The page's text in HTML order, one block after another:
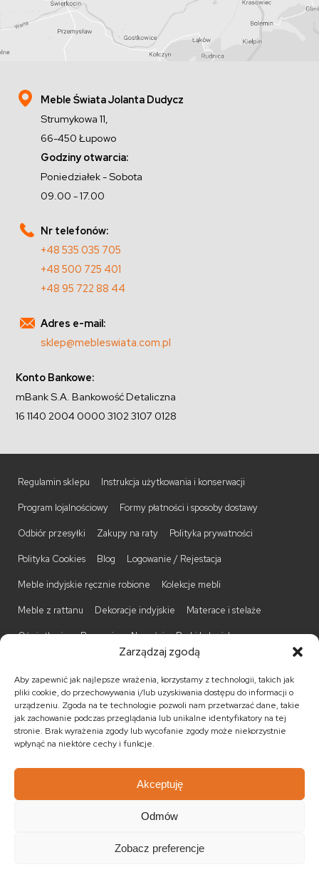
Zarządzaj zgodą
Aby zapewnić jak najlepsze wrażenia, korzystamy z technologii, takich jak
pliki cookie, do przechowywania i/lub uzyskiwania dostępu do informacji o
urządzeniu. Zgoda na te technologie pozwoli nam przetwarzać dane, takie
jak zachowanie podczas przeglądania lub unikalne identyfikatory na tej
stronie. Brak wyrażenia zgody lub wycofanie zgody może niekorzystnie
wpłynąć na niektóre cechy i funkcje.
Akceptuję
Odmów
Zobacz preferencje
Meble Świata Jolanta Dudycz
Strumykowa 11,
66-450 Łupowo
Godziny otwarcia:
Poniedziałek - Sobota
09.00 - 17.00
Nr telefonów:
+48 535 035 705
+48 500 725 401
+48 95 722 88 44
Adres e-mail:
sklep@mebleswiata.com.pl
Konto Bankowe:
mBank S.A. Bankowość Detaliczna
16 1140 2004 0000 3102 3107 0128
Regulamin sklepu Instrukcja użytkowania i konserwacji
Program lojalnościowy Formy płatności i sposoby dostawy
Odbiór przesyłki Zakupy na raty Polityka prywatności
Polityka Cookies Blog Logowanie / Rejestacja
Meble indyjskie ręcznie robione Kolekcje mebli
Meble z rattanu Dekoracje indyjskie Materace i stelaże
Oświetlenie Promocje Nowości Barki kolonialne
Komody kolonialne Krzesła kolonialne
Kufry indyjskie Ławki kolonialne Łóżka kolonialne
Parawany kolonialne Półki kolonialne Regały kolonialne
Stojaki na CD Stoliki kawowe Stoliki nocne
MEBLE ŚWIATA
KULIKOWSKI-IT.pl Strony internetowe Szczecin